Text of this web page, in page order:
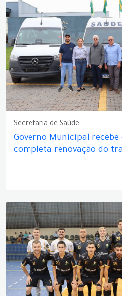
Secretaria de Saúde
Governo Municipal recebe
completa renovação do